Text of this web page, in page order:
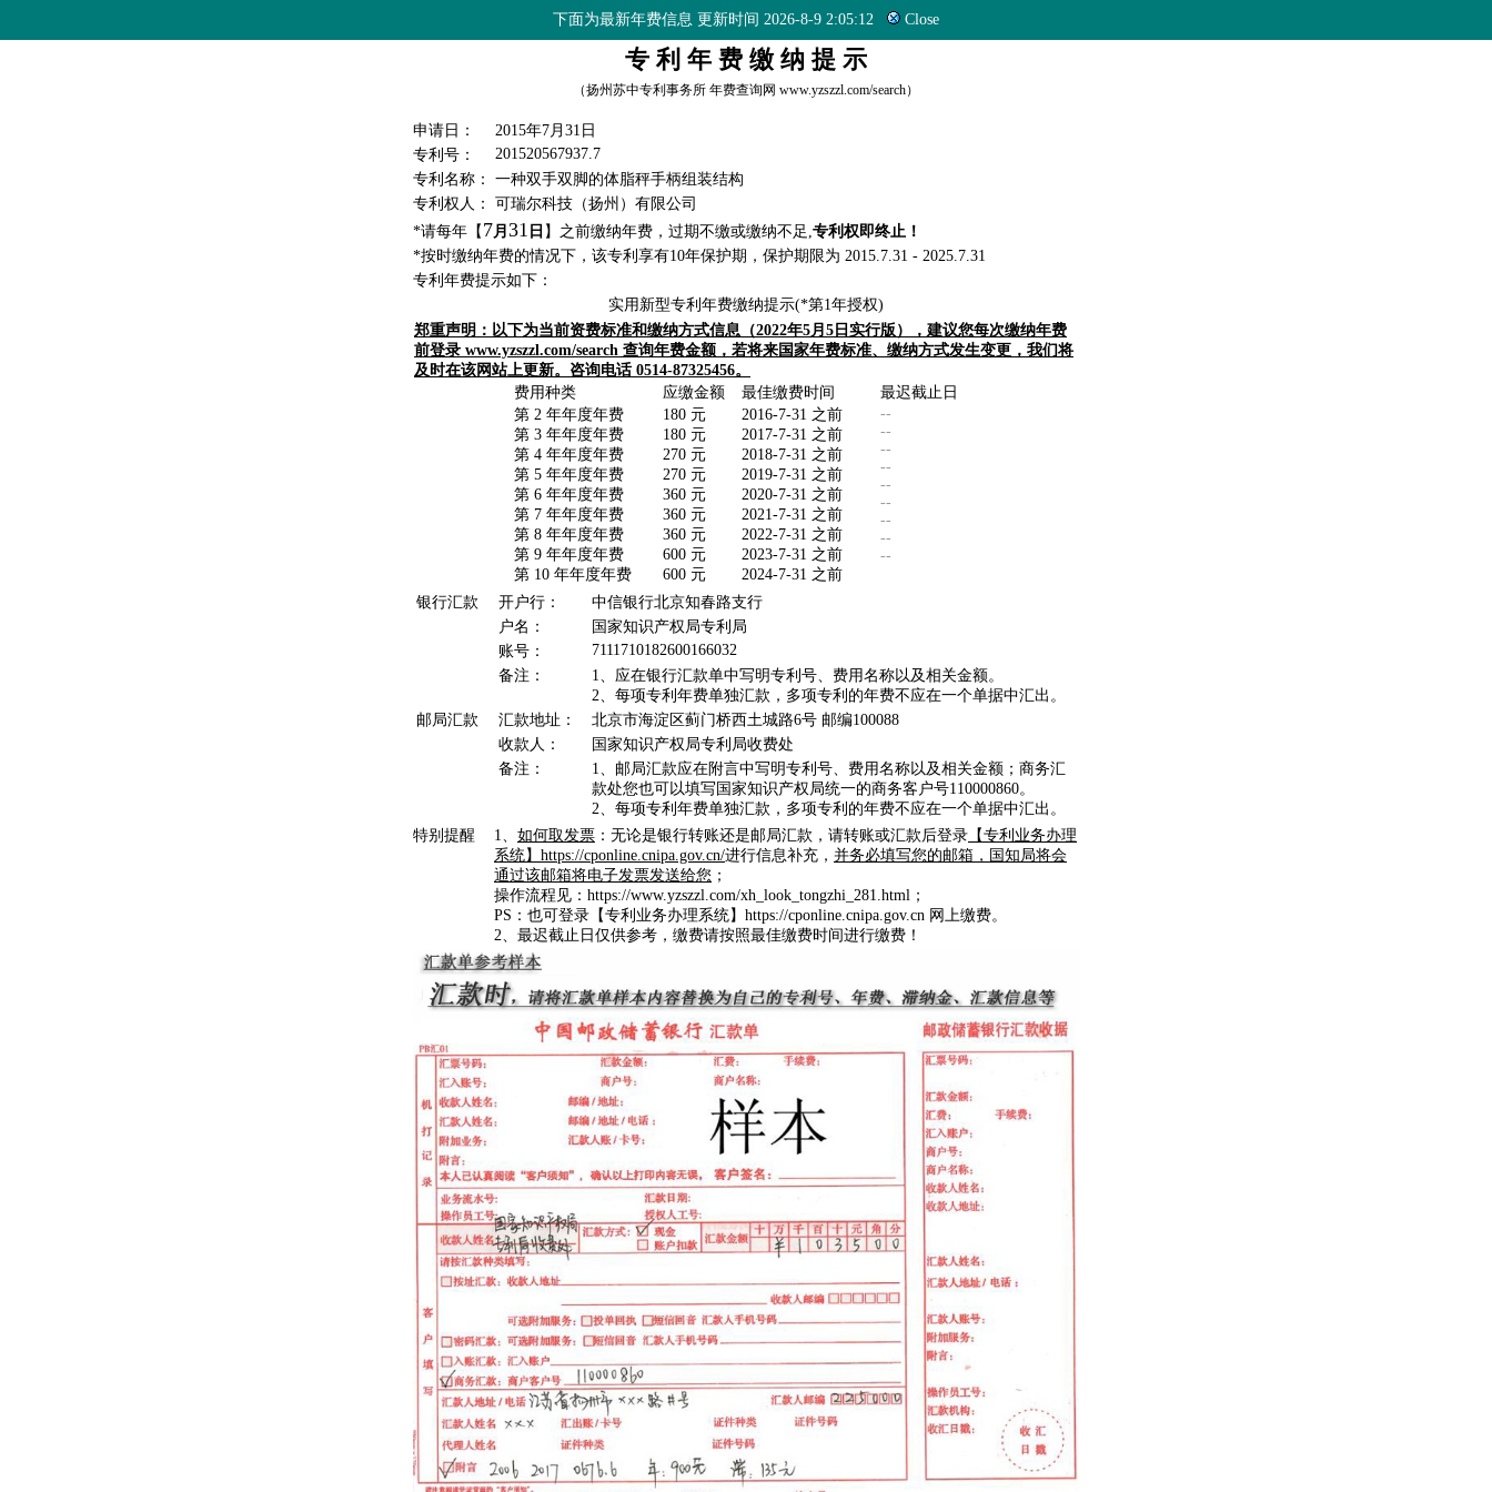
下面为最新年费信息 更新时间 2026-8-9 2:05:12 Close
专 利 年 费 缴 纳 提 示
（扬州苏中专利事务所 年费查询网 www.yzszzl.com/search）
申请日：
2015年7月31日
专利号：
201520567937.7
专利名称：
一种双手双脚的体脂秤手柄组装结构
专利权人：
可瑞尔科技（扬州）有限公司
*请每年【 7月 31 日 】之前缴纳年费，过期不缴或缴纳不足,专利权即终止！
*按时缴纳年费的情况下，该专利享有10年保护期，保护期限为 2015.7.31 - 2025.7.31
专利年费提示如下：
实用新型专利年费缴纳提示(*第1年授权)
郑重声明：以下为当前资费标准和缴纳方式信息（2022年5月5日实行版），建议您每次缴纳年费
前登录 www.yzszzl.com/search 查询年费金额，若将来国家年费标准、缴纳方式发生变更，我们将
及时在该网站上更新。咨询电话 0514-87325456。
费用种类
应缴金额 最佳缴费时间
最迟截止日
第 2 年年度年费
第 3 年年度年费
第 4 年年度年费
第 5 年年度年费
第 6 年年度年费
第 7 年年度年费
第 8 年年度年费
第 9 年年度年费
第 10 年年度年费
180 元
180 元
270 元
270 元
360 元
360 元
360 元
600 元
600 元
2016-7-31 之前
2017-7-31 之前
2018-7-31 之前
2019-7-31 之前
2020-7-31 之前
2021-7-31 之前
2022-7-31 之前
2023-7-31 之前
2024-7-31 之前
--
--
--
--
--
--
--
--
--
银行汇款 开户行：
中信银行北京知春路支行
户名：
国家知识产权局专利局
账号：
7111710182600166032
备注：
1、应在银行汇款单中写明专利号、费用名称以及相关金额。
2、每项专利年费单独汇款，多项专利的年费不应在一个单据中汇出。
邮局汇款
汇款地址：
北京市海淀区蓟门桥西土城路6号 邮编100088
收款人：
国家知识产权局专利局收费处
备注：
1、邮局汇款应在附言中写明专利号、费用名称以及相关金额；商务汇
款处您也可以填写国家知识产权局统一的商务客户号110000860。
2、每项专利年费单独汇款，多项专利的年费不应在一个单据中汇出。
特别提醒
1、 如何取发票 ：无论是银行转账还是邮局汇款，请转账或汇款后登录 【专利业务办理
系统】https://cponline.cnipa.gov.cn/进行信息补充， 并务必填写您的邮箱，国知局将会
通过该邮箱将电子发票发送给您 ；
操作流程见：https://www.yzszzl.com/xh_look_tongzhi_281.html；
PS：也可登录【专利业务办理系统】https://cponline.cnipa.gov.cn 网上缴费。
2、最迟截止日仅供参考，缴费请按照最佳缴费时间进行缴费！